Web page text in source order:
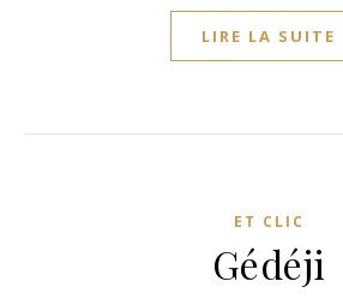
LIRE LA SUITE
ET CLIC
Gédéji